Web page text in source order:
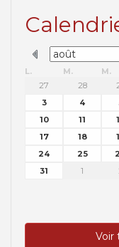
L. M. M.
27
28
3
4
10
11
17
18
24
25
31
1
Voir